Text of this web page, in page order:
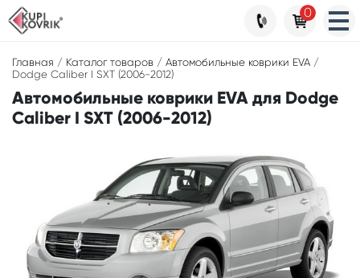
Главная / Каталог товаров / Автомобильные коврики EVA /
Dodge Caliber I SXT (2006-2012)
Автомобильные коврики EVA для Dodge
Caliber I SXT (2006-2012)
0